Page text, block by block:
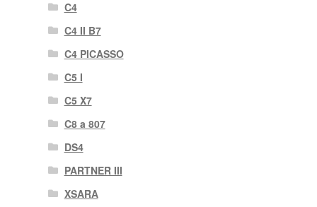
C4
C4 II B7
C4 PICASSO
C5 I
C5 X7
C8 a 807
DS4
PARTNER III
XSARA